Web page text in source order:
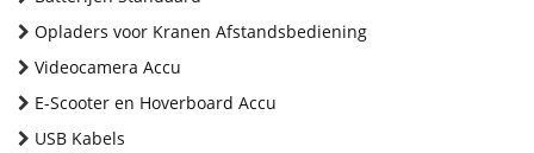
Opladers voor Kranen Afstandsbediening
Videocamera Accu
E-Scooter en Hoverboard Accu
USB Kabels